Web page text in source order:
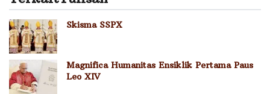
Skisma SSPX
Magnifica Humanitas Ensiklik Pertama Paus
Leo XIV